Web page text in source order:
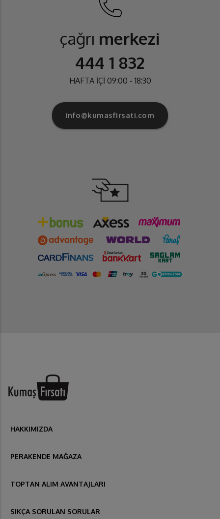
çağrı merkezi
444 1 832
HAFTA İÇİ 09:00 - 18:30
info@kumasfirsati.com
HAKKIMIZDA
PERAKENDE MAĞAZA
TOPTAN ALIM AVANTAJLARI
SIKÇA SORULAN SORULAR